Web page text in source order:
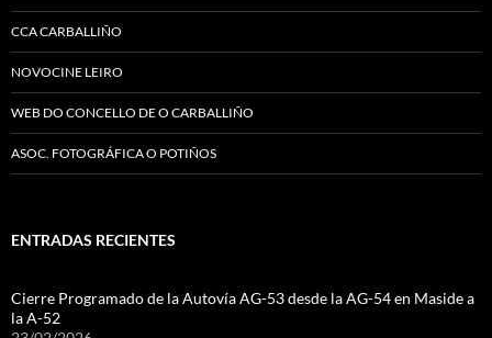
CCA CARBALLIÑO
NOVOCINE LEIRO
WEB DO CONCELLO DE O CARBALLIÑO
ASOC. FOTOGRÁFICA O POTIÑOS
ENTRADAS RECIENTES
Cierre Programado de la Autovía AG-53 desde la AG-54 en Maside a
la A-52